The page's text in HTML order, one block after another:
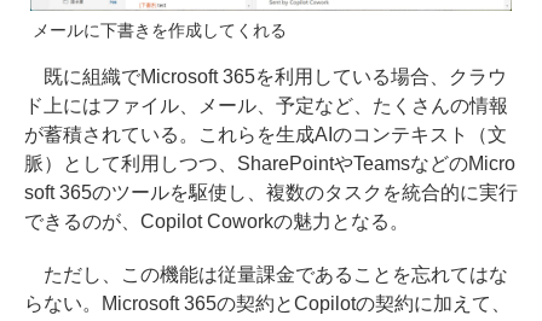
メールに下書きを作成してくれる
既に組織でMicrosoft 365を利用している場合、クラウ
ド上にはファイル、メール、予定など、たくさんの情報
が蓄積されている。これらを生成AIのコンテキスト（文
脈）として利用しつつ、SharePointやTeamsなどのMicro
soft 365のツールを駆使し、複数のタスクを統合的に実行
できるのが、Copilot Coworkの魅力となる。
ただし、この機能は従量課金であることを忘れてはな
らない。Microsoft 365の契約とCopilotの契約に加えて、